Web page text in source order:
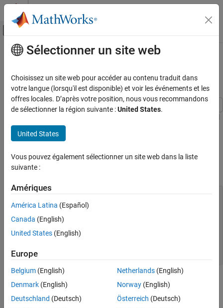
Passer au contenu
Activer/désactiver l'affichage du menu
Accueil de la documentation
Signal Processing Toolbox
Transforms, Correlation, and Modeling
Correlation and Convolution
Autocorrelation Function of Exponential
Sequence
ON THIS PAGE
See Also
Contenu principal
Autocorrelation Function of
Exponential Sequence
sequence,
n≥ 0
.
a = 0.95;
n = 0:N-1;
lags = -(N-1):(N-1);
c = xcorr(x);
Determine
analytically to check the correctness of the result. Use a larger
Sélectionner un site web
Choisissez un site web pour accéder au contenu traduit dans
votre langue (lorsqu'il est disponible) et voir les événements et les
offres locales. D’après votre position, nous vous recommandons
de sélectionner la région suivante :United States.
United States
Vous pouvez également sélectionner un site web dans la liste
suivante :
Amériques
América Latina (Español)
Canada (English)
United States (English)
Europe
Belgium (English)
Denmark (English)
Deutschland (Deutsch)
Netherlands(English)
Norway(English)
Österreich (Deutsch)